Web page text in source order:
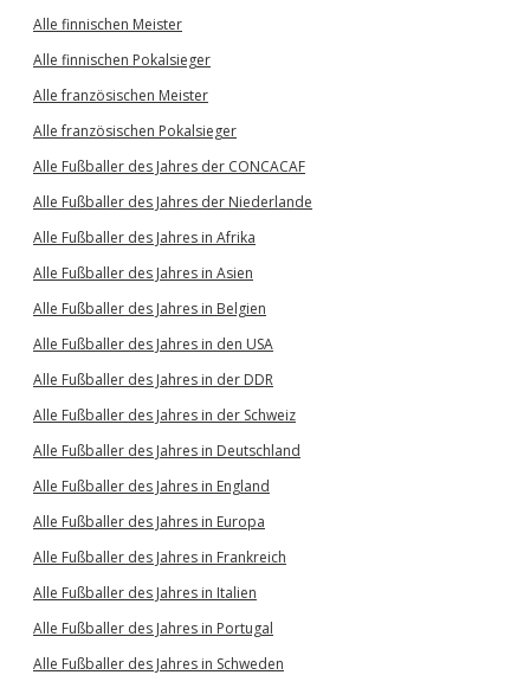
Alle finnischen Meister
Alle finnischen Pokalsieger
Alle französischen Meister
Alle französischen Pokalsieger
Alle Fußballer des Jahres der CONCACAF
Alle Fußballer des Jahres der Niederlande
Alle Fußballer des Jahres in Afrika
Alle Fußballer des Jahres in Asien
Alle Fußballer des Jahres in Belgien
Alle Fußballer des Jahres in den USA
Alle Fußballer des Jahres in der DDR
Alle Fußballer des Jahres in der Schweiz
Alle Fußballer des Jahres in Deutschland
Alle Fußballer des Jahres in England
Alle Fußballer des Jahres in Europa
Alle Fußballer des Jahres in Frankreich
Alle Fußballer des Jahres in Italien
Alle Fußballer des Jahres in Portugal
Alle Fußballer des Jahres in Schweden